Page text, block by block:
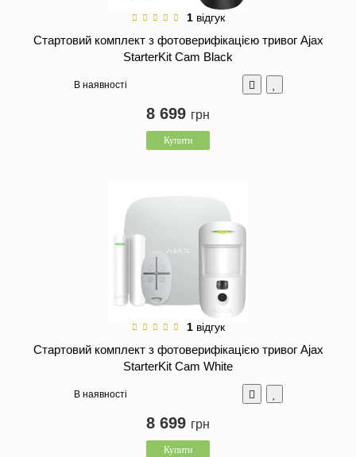
1 відгук
Стартовий комплект з фотоверифікацією тривог Ajax
StarterKit Cam Black
В наявності
8 699 грн
Купити
1 відгук
Стартовий комплект з фотоверифікацією тривог Ajax
StarterKit Cam White
В наявності
8 699 грн
Купити